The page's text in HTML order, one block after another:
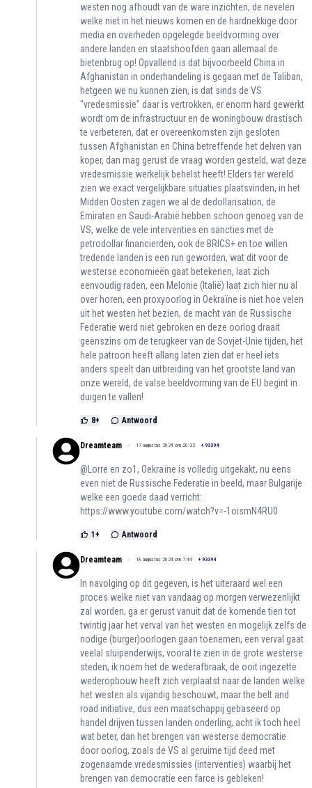
westen nog afhoudt van de ware inzichten, de nevelen
welke niet in het nieuws komen en de hardnekkige door
media en overheden opgelegde beeldvorming over
andere landen en staatshoofden gaan allemaal de
bietenbrug op! Opvallend is dat bijvoorbeeld China in
Afghanistan in onderhandeling is gegaan met de Taliban,
hetgeen we nu kunnen zien, is dat sinds de VS
"vredesmissie" daar is vertrokken, er enorm hard gewerkt
wordt om de infrastructuur en de woningbouw drastisch
te verbeteren, dat er overeenkomsten zijn gesloten
tussen Afghanistan en China betreffende het delven van
koper, dan mag gerust de vraag worden gesteld, wat deze
vredesmissie werkelijk behelst heeft! Elders ter wereld
zien we exact vergelijkbare situaties plaatsvinden, in het
Midden Oosten zagen we al de dedollarisation, de
Emiraten en Saudi-Arabië hebben schoon genoeg van de
VS, welke de vele interventies en sancties met de
petrodollar financierden, ook de BRICS+ en toe willen
tredende landen is een run geworden, wat dit voor de
westerse economieën gaat betekenen, laat zich
eenvoudig raden, een Melonie (Italië) laat zich hier nu al
over horen, een proxyoorlog in Oekraïne is niet hoe velen
uit het westen het bezien, de macht van de Russische
Federatie werd niet gebroken en deze oorlog draait
geenszins om de terugkeer van de Sovjet-Unie tijden, het
hele patroon heeft allang laten zien dat er heel iets
anders speelt dan uitbreiding van het grootste land van
onze wereld, de valse beeldvorming van de EU begint in
duigen te vallen!
8+ Antwoord
Dreamteam 17 augustus 2024 om 20:32 + 93394
@Lorre en zo1, Oekraïne is volledig uitgekakt, nu eens
even niet de Russische Federatie in beeld, maar Bulgarije
welke een goede daad verricht:
https://www.youtube.com/watch?v=-1oismN4RU0
1 + Antwoord
Dreamteam 18 augustus 2024 om 7:44 + 93394
In navolging op dit gegeven, is het uiteraard wel een
proces welke niet van vandaag op morgen verwezenlijkt
zal worden, ga er gerust vanuit dat de komende tien tot
twintig jaar het verval van het westen en mogelijk zelfs de
nodige (burger)oorlogen gaan toenemen, een verval gaat
veelal sluipenderwijs, vooral te zien in de grote westerse
steden, ik noem het de wederafbraak, de ooit ingezette
wederopbouw heeft zich verplaatst naar de landen welke
het westen als vijandig beschouwt, maar the belt and
road initiative, dus een maatschappij gebaseerd op
handel drijven tussen landen onderling, acht ik toch heel
wat beter, dan het brengen van westerse democratie
door oorlog, zoals de VS al geruime tijd deed met
zogenaamde vredesmissies (interventies) waarbij het
brengen van democratie een farce is gebleken!